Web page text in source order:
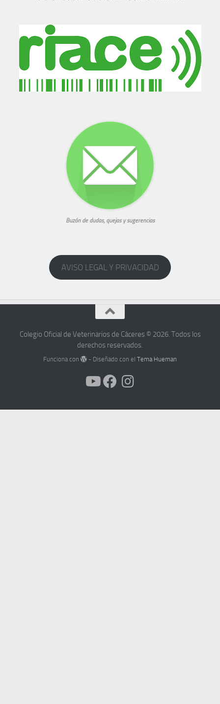
Buzón de dudas, quejas y sugerencias
AVISO LEGAL Y PRIVACIDAD
Colegio Oficial de Veterinarios de Cáceres © 2026. Todos los
derechos reservados.
Funciona con - Diseñado con elTema Hueman